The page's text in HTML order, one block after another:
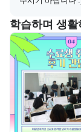
학습하며 생
부트캠프 교육 환
교육 환경 사진 목